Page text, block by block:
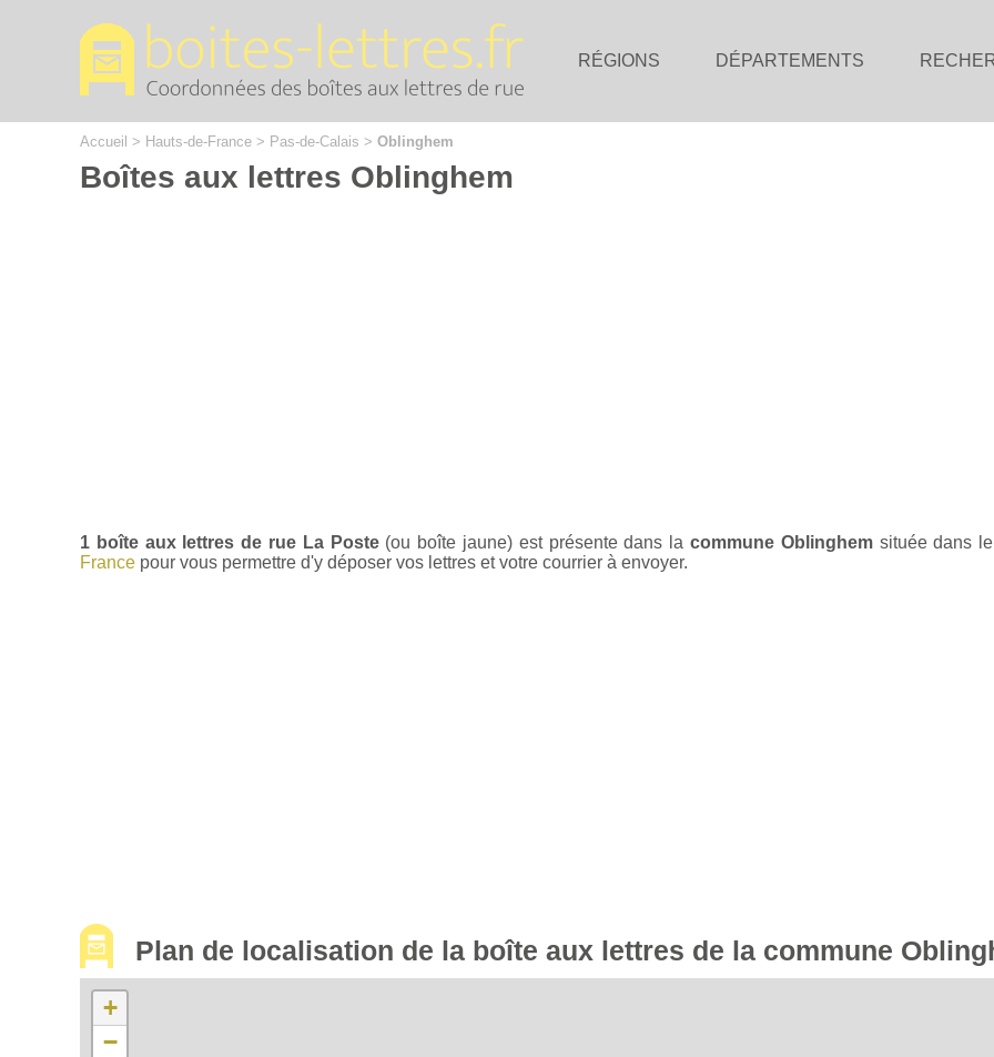
RÉGIONS DÉPARTEMENTS
Accueil > Hauts-de-France > Pas-de-Calais > Oblinghem
Boîtes aux lettres Oblinghem
1 boîte aux lettres de rue La Poste(ou boîte jaune) est présente dans lacommune Oblinghemsituée dans le
France pour vous permettre d'y déposer vos lettres et votre courrier à envoyer.
Plan de localisation de la boîte aux lettres de la commune
+
−